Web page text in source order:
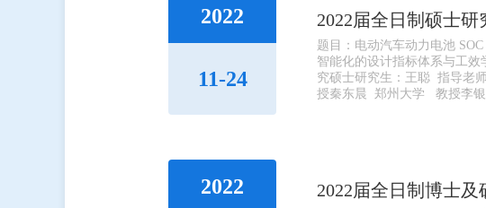
2022
11-24
2022届全日制硕士
题目：电动汽车动力电池
智能化的设计指标体系与工
究硕士研究生：王聪 指导老
授秦东晨 郑州大学 教授李
2022 2022届全日制博士